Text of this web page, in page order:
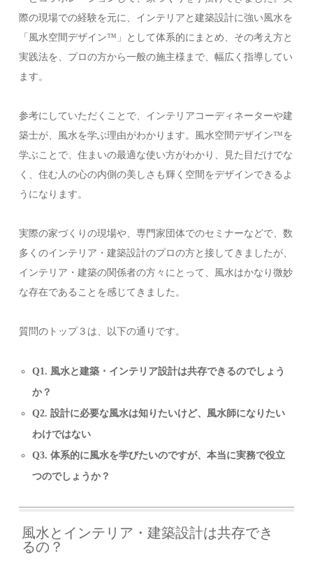
際の現場での経験を元に、インテリアと建築設計に強い風水を
「風水空間デザイン™️」として体系的にまとめ、その考え方と
実践法を、プロの方から一般の施主様まで、幅広く指導してい
ます。
参考にしていただくことで、インテリアコーディネーターや建
築士が、風水を学ぶ理由がわかります。風水空間デザイン™️を
学ぶことで、住まいの最適な使い方がわかり、見た目だけでな
く、住む人の心の内側の美しさも輝く空間をデザインできるよ
うになります。
実際の家づくりの現場や、専門家団体でのセミナーなどで、数
多くのインテリア・建築設計のプロの方と接してきましたが、
インテリア・建築の関係者の方々にとって、風水はかなり微妙
な存在であることを感じてきました。
質問のトップ３は、以下の通りです。
Q1. 風水と建築・インテリア設計は共存できるのでしょう
か？
Q2. 設計に必要な風水は知りたいけど、風水師になりたい
わけではない
Q3. 体系的に風水を学びたいのですが、本当に実務で役立
つのでしょうか？
風水とインテリア・建築設計は共存でき
るの？